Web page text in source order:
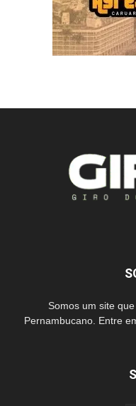
Somos um site
Pernambucano. Entre